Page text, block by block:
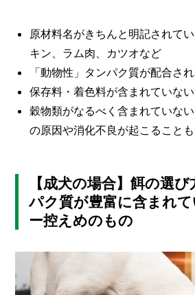
原材料名がきちんと明記されて
キン、ラム肉、カツオなど
「動物性」タンパク質が配合さ
保存料・着色料が含まれていな
穀物類がなるべく含まれていな
の原因や消化不良が起こることも
【成犬の場合】餌の選
パク質が豊富に含まれ
ー控えめのもの